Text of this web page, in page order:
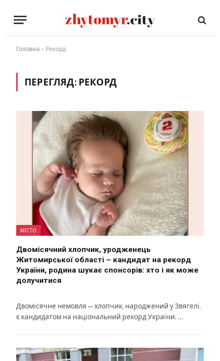
Головна » Рекорд
ПЕРЕГЛЯД: РЕКОРД
МІСТО
Двомісячний хлопчик, уродженець
Житомирської області – кандидат на рекорд
України, родина шукає спонсорів: хто і як може
долучитися
Двомісячне немовля — хлопчик, народжений у Звягелі,
є кандидатом на національний рекорд України. …